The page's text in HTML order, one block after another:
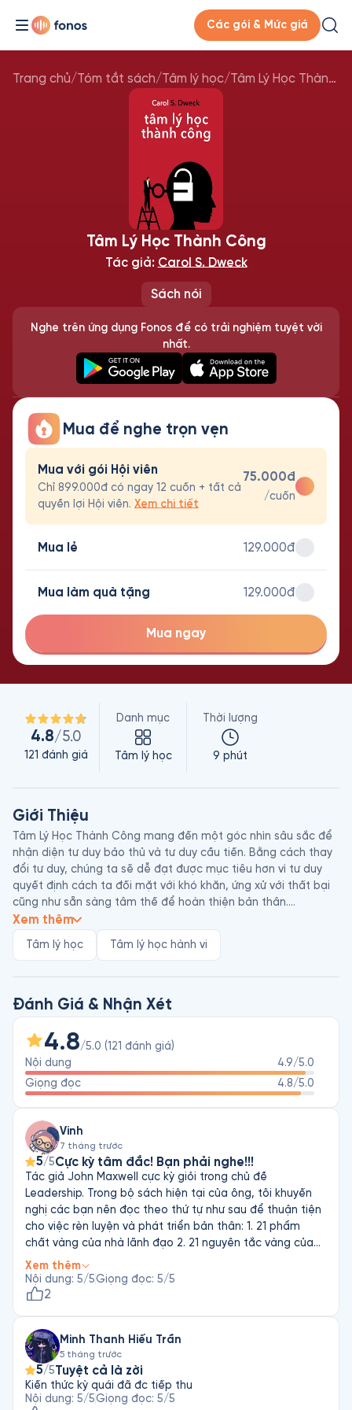
Các gói & Mức giá
Trang chủ/Tóm tắt sách/Tâm lý học/ Tâm Lý Học Thành Công
Sách nói
Tâm Lý Học Thành Công
Tác giả: Carol S. Dweck
Nghe trên ứng dụng Fonos để có trải nghiệm tuyệt vời
nhất.
Mua để nghe trọn vẹn
Mua với gói Hội viên
Chỉ 899.000đ có ngay 12 cuốn + tất cả
quyền lợi Hội viên. Xem chi tiết
75.000đ
/cuốn
Mua lẻ 129.000đ
Mua làm quà tặng 129.000đ
Mua ngay
4.8/5.0
121 đánh giá
Danh mục
Tâm lý học
Thời lượng
9 phút
Giới Thiệu
Tâm Lý Học Thành Công mang đến một góc nhìn sâu sắc để
nhận diện tư duy bảo thủ và tư duy cầu tiến. Bằng cách thay
đổi tư duy, chúng ta sẽ dễ đạt được mục tiêu hơn vì tư duy
quyết định cách ta đối mặt với khó khăn, ứng xử với thất bại
cũng như sẵn sàng tâm thế để hoàn thiện bản thân.
Tác giả Carol S. Dweck được đánh giá là một trong những
tâm lý học xã hội và tâm lý học phát triển, từng là giáo sư
Hàn lâm Nghệ thuật và Khoa học Hoa Kỳ. Tâm Lý Học Thành
Công là cuốn sách điển hình của bà về lĩnh vực phát triển bản
thân với khái niệm “tư duy cầu tiến” – growth mindset. Các
công trình của Carol ngày càng có ảnh hưởng lớn đến các
nhà giáo dục và lãnh đạo doanh nghiệp.
Xem thêm
Tâm lý học Tâm lý học hành vi
Đánh Giá & Nhận Xét
4.8/5.0 (121 đánh giá)
Nội dung
4.9/5.0
Giọng đọc
4.8/5.0
Vinh
7 tháng trước
5/5Cực kỳ tâm đắc! Bạn phải nghe!!!
Tác giả John Maxwell cực kỳ giỏi trong chủ đề
Leadership. Trong bộ sách hiện tại của ông, tôi khuyến
nghị các bạn nên đọc theo thứ tự như sau để thuận tiện
cho việc rèn luyện và phát triển bản thân: 1. 21 phẩm
chất vàng của nhà lãnh đạo 2. 21 nguyên tắc vàng của
nhà lãnh đạo 3. Phát triển kỹ năng lãnh đạo 4. Nhà lãnh
đạo 360 độ
Xem thêm
Nội dung: 5/5Giọng đọc: 5/5
2
Minh Thanh Hiếu Trần
5 tháng trước
5/5Tuyệt cả là zời
Kiến thức kỳ quái đã đc tiếp thu
Nội dung: 5/5Giọng đọc: 5/5